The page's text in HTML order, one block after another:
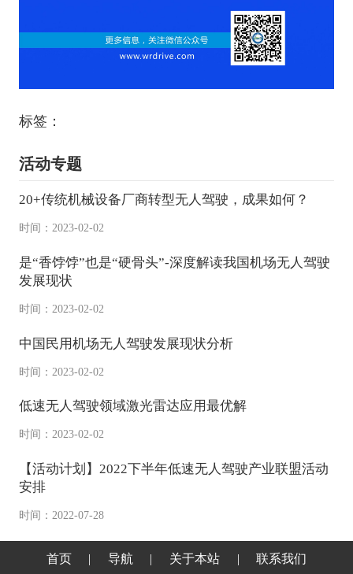
标签：
活动专题
20+传统机械设备厂商转型无人驾驶，成果如何？
时间：2023-02-02
是“香饽饽”也是“硬骨头”-深度解读我国机场无人驾驶
发展现状
时间：2023-02-02
中国民用机场无人驾驶发展现状分析
时间：2023-02-02
低速无人驾驶领域激光雷达应用最优解
时间：2023-02-02
【活动计划】2022下半年低速无人驾驶产业联盟活动
安排
时间：2022-07-28
首页 | 导航 | 关于本站 | 联系我们